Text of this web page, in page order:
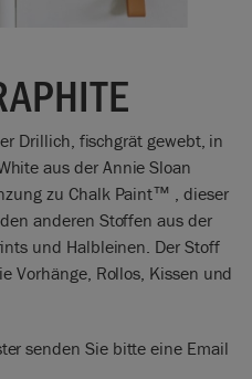
Drillich, fischgrät gewebt, in
aus der Annie Sloan
zu Chalk Paint™ , dieser
anderen Stoffen aus der
und Halbleinen. Der Stoff
Vorhänge, Rollos, Kissen und
senden Sie bitte eine Email